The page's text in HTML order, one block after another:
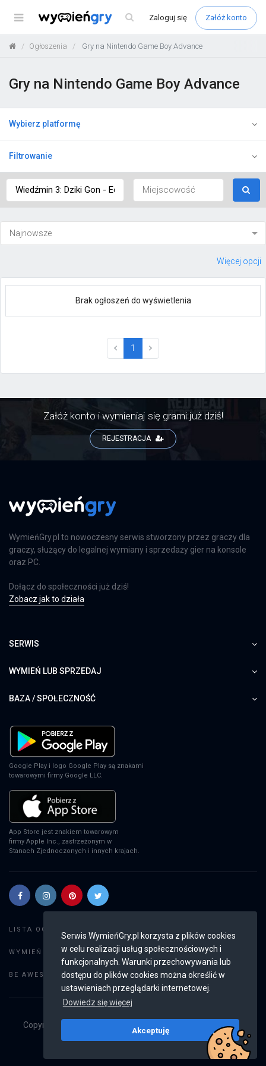
Serwis WymieńGry.pl korzysta z plików cookies
w celu realizacji usług społecznościowych i
funkcjonalnych. Warunki przechowywania lub
dostępu do plików cookies można określić w
ustawieniach przeglądarki internetowej.
Dowiedz się więcej
Akceptuję
Menu Zaloguj się Załóż konto
Ogłoszenia Gry na Nintendo Game Boy Advance
Gry na Nintendo Game Boy Advance
Wybierz platformę
Filtrowanie
Więcej opcji
Brak ogłoszeń do wyświetlenia
1 (current)
Załóż konto i wymieniaj się grami już dziś!
REJESTRACJA
WymieńGry.pl to nowoczesny serwis stworzony przez graczy dla
graczy, służący do legalnej wymiany i sprzedaży gier na konsole
oraz PC.
Dołącz do społeczności już dziś!
Zobacz jak to działa
SERWIS
WYMIEŃ LUB SPRZEDAJ
BAZA / SPOŁECZNOŚĆ
Google Play i logo Google Play są znakami
towarowymi firmy Google LLC.
App Store jest znakiem towarowym
firmy Apple Inc., zastrzeżonym w
Stanach Zjednoczonych i innych krajach.
LISTA OGŁOSZEŃ:
WYMIEŃ GRY: Dodaj ogłoszenie
BE AWESOME: Weryfikacja konta
Copyright © 2019 - 2026
Wszystkie prawa
v2.8.4